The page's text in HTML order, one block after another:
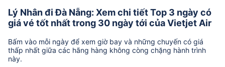
Lý Nhân đi Đà Nẵng: Xem chi tiết Top 3 ngày có
giá vé tốt nhất trong 30 ngày tới của Vietjet Air
Bấm vào mỗi ngày để xem giờ bay và những chuyến có giá
thấp nhất giữa các hãng hàng không còng chặng hành trình
này.